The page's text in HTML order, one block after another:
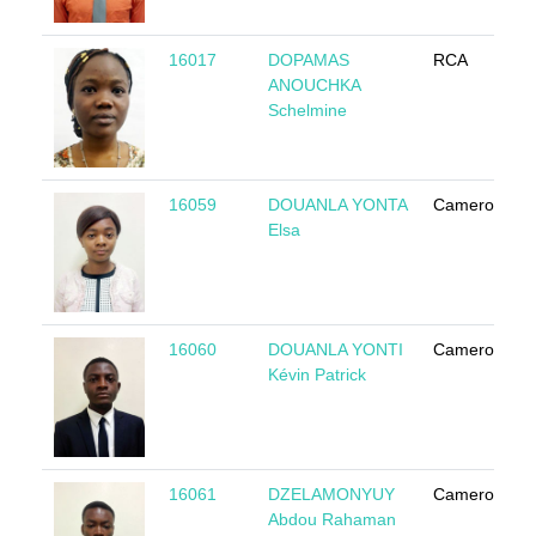
16017
DOPAMAS
ANOUCHKA
Schelmine
RCA
16059
DOUANLA YONTA
Elsa
Cameroun
16060
DOUANLA YONTI
Kévin Patrick
Cameroun
16061
DZELAMONYUY
Abdou Rahaman
Cameroun